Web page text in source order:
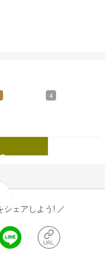
4
シェアしよう!